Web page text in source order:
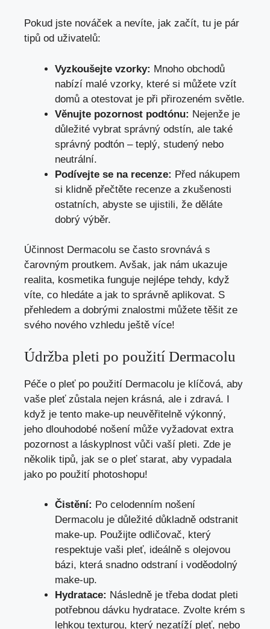
Pokud jste nováček a nevíte, jak začít, tu je pár
tipů od uživatelů:
Vyzkoušejte vzorky: Mnoho obchodů
nabízí malé vzorky, které si můžete vzít
domů a otestovat je při přirozeném světle.
Věnujte pozornost podtónu: Nejenže je
důležité vybrat správný odstín, ale také
správný podtón – teplý, studený nebo
neutrální.
Podívejte se na recenze: Před nákupem
si klidně přečtěte recenze a zkušenosti
ostatních, abyste se ujistili, že děláte
dobrý výběr.
Účinnost Dermacolu se často srovnává s
čarovným proutkem. Avšak, jak nám ukazuje
realita, kosmetika funguje nejlépe tehdy, když
víte, co hledáte a jak to správně aplikovat. S
přehledem a dobrými znalostmi můžete těšit ze
svého nového vzhledu ještě více!
Údržba pleti po použití Dermacolu
Péče o pleť po použití Dermacolu je klíčová, aby
vaše pleť zůstala nejen krásná, ale i zdravá. I
když je tento make-up neuvěřitelně výkonný,
jeho dlouhodobé nošení může vyžadovat extra
pozornost a láskyplnost vůči vaší pleti. Zde je
několik tipů, jak se o pleť starat, aby vypadala
jako po použití photoshopu!
Čistění: Po celodenním nošení
Dermacolu je důležité důkladně odstranit
make-up. Použijte odličovač, který
respektuje vaši pleť, ideálně s olejovou
bázi, která snadno odstraní i voděodolný
make-up.
Hydratace: Následně je třeba dodat pleti
potřebnou dávku hydratace. Zvolte krém s
lehkou texturou, který nezatíží pleť, nebo